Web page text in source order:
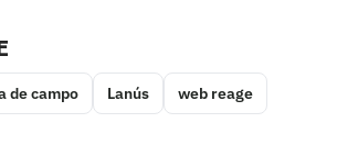
de campo Lanús web reage